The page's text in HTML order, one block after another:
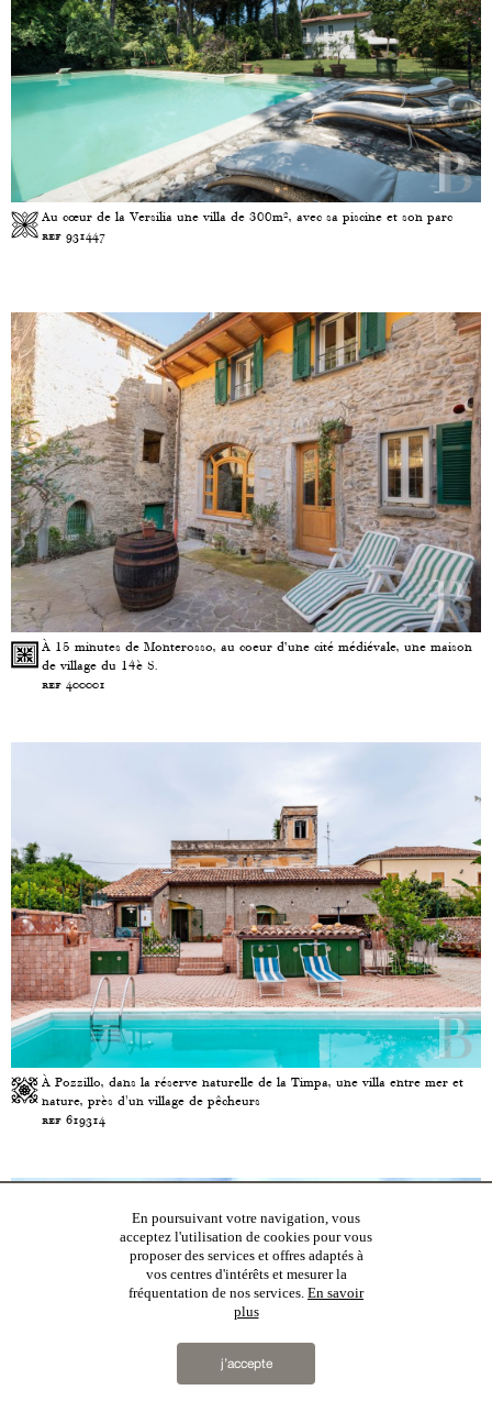
Au cœur de la Versilia une villa de 300m², avec sa piscine et son parc
ref 931447
À 15 minutes de Monterosso, au coeur d’une cité médiévale, une maison
de village du 14è S.
ref 400001
À Pozzillo, dans la réserve naturelle de la Timpa, une villa entre mer et
nature, près d'un village de pêcheurs
ref 619314
En poursuivant votre navigation, vous
acceptez l'utilisation de cookies pour vous
proposer des services et offres adaptés à
vos centres d'intérêts et mesurer la
fréquentation de nos services. En savoir
plus
j’accepte